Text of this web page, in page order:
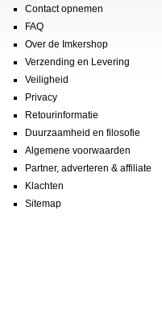
Contact opnemen
FAQ
Over de Imkershop
Verzending en Levering
Veiligheid
Privacy
Retourinformatie
Duurzaamheid en filosofie
Algemene voorwaarden
Partner, adverteren & affiliate
Klachten
Sitemap